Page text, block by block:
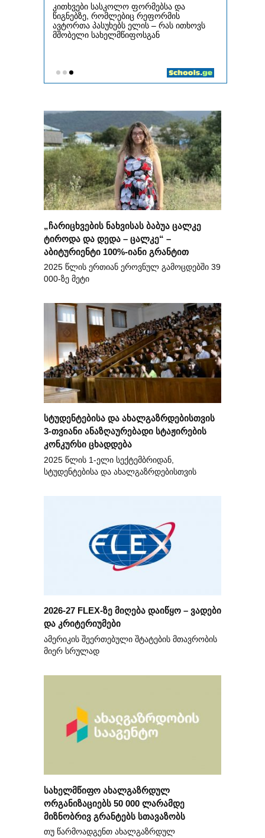
„ჩარიცხვების ნახვისას ბაბუა ცალკე
ტიროდა და დედა – ცალკე“ –
აბიტურიენტი 100%-იანი გრანტით
2025 წლის ერთიან ეროვნულ გამოცდებში 39
000-ზე მეტი
სტუდენტებისა და ახალგაზრდებისთვის
3-თვიანი ანაზღაურებადი სტაჟირების
კონკურსი ცხადდება
2025 წლის 1-ელი სექტემბრიდან,
სტუდენტებისა და ახალგაზრდებისთვის
2026-27 FLEX-ზე მიღება დაიწყო – ვადები
და კრიტერიუმები
ამერიკის შეერთებული შტატების მთავრობის
მიერ სრულად
სახელმწიფო ახალგაზრდულ
ორგანიზაციებს 50 000 ლარამდე
მიზნობრივ გრანტებს სთავაზობს
თუ წარმოადგენთ ახალგაზრდულ